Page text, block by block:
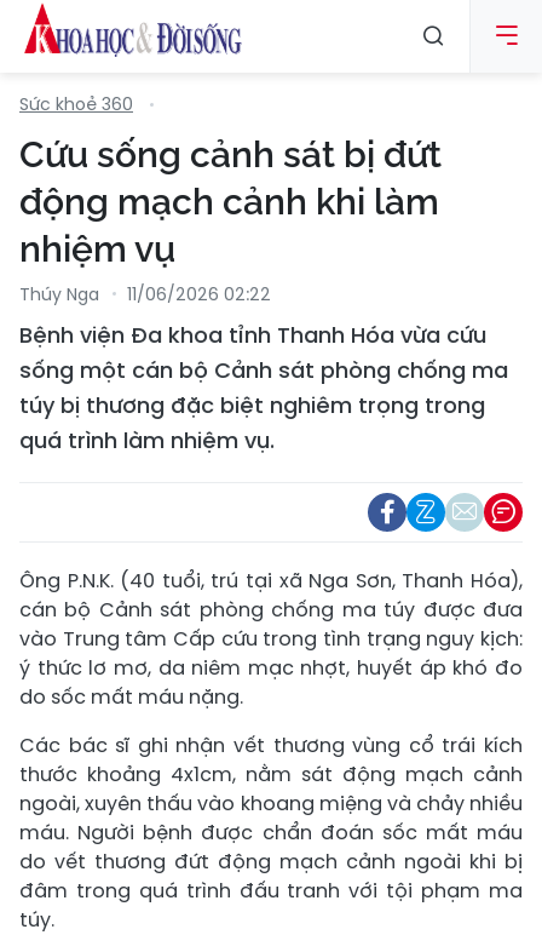
Sức khoẻ 360
Cứu sống cảnh sát bị đứt
động mạch cảnh khi làm
nhiệm vụ
Thúy Nga 11/06/2026 02:22
Bệnh viện Đa khoa tỉnh Thanh Hóa vừa cứu
sống một cán bộ Cảnh sát phòng chống ma
túy bị thương đặc biệt nghiêm trọng trong
quá trình làm nhiệm vụ.
Ông P.N.K. (40 tuổi, trú tại xã Nga Sơn, Thanh Hóa),
cán bộ Cảnh sát phòng chống ma túy được đưa
vào Trung tâm Cấp cứu trong tình trạng nguy kịch:
ý thức lơ mơ, da niêm mạc nhợt, huyết áp khó đo
do sốc mất máu nặng.
Các bác sĩ ghi nhận vết thương vùng cổ trái kích
thước khoảng 4x1cm, nằm sát động mạch cảnh
ngoài, xuyên thấu vào khoang miệng và chảy nhiều
máu. Người bệnh được chẩn đoán sốc mất máu
do vết thương đứt động mạch cảnh ngoài khi bị
đâm trong quá trình đấu tranh với tội phạm ma
túy.